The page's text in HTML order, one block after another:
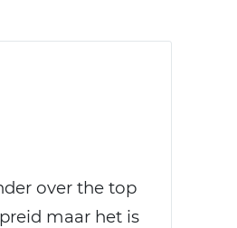
over the top
maar het is